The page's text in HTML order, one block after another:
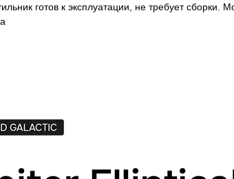
готов к эксплуатации, не требует